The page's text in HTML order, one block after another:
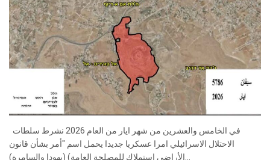
الاحتلال الاسرائيلي امرا عسكريا جديدا يحمل اسم "أمر بشأن قانون